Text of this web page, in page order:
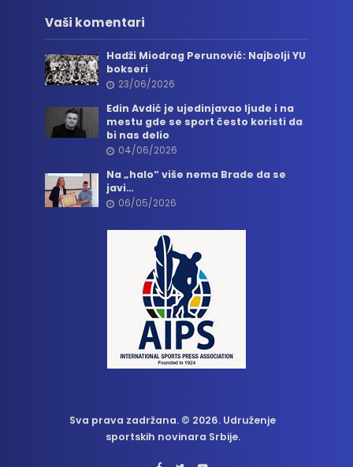
Vaši komentari
Hadži Miodrag Perunović: Najbolji YU
bokseri
23/06/2026
Edin Avdić je ujedinjavao ljude i na
mestu gde se sport često koristi da
bi nas delio
04/06/2026
Na „halo“ više nema Brade da se
javi…
06/05/2026
Sva prava zadržana. © 2026. Udruženje
sportskih novinara Srbije.